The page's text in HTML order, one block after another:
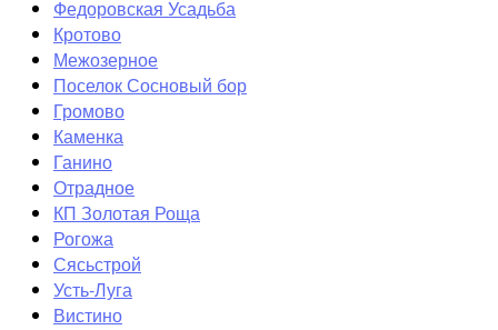
Федоровская Усадьба
Кротово
Межозерное
Поселок Сосновый бор
Громово
Каменка
Ганино
Отрадное
КП Золотая Роща
Рогожа
Сясьстрой
Усть-Луга
Вистино